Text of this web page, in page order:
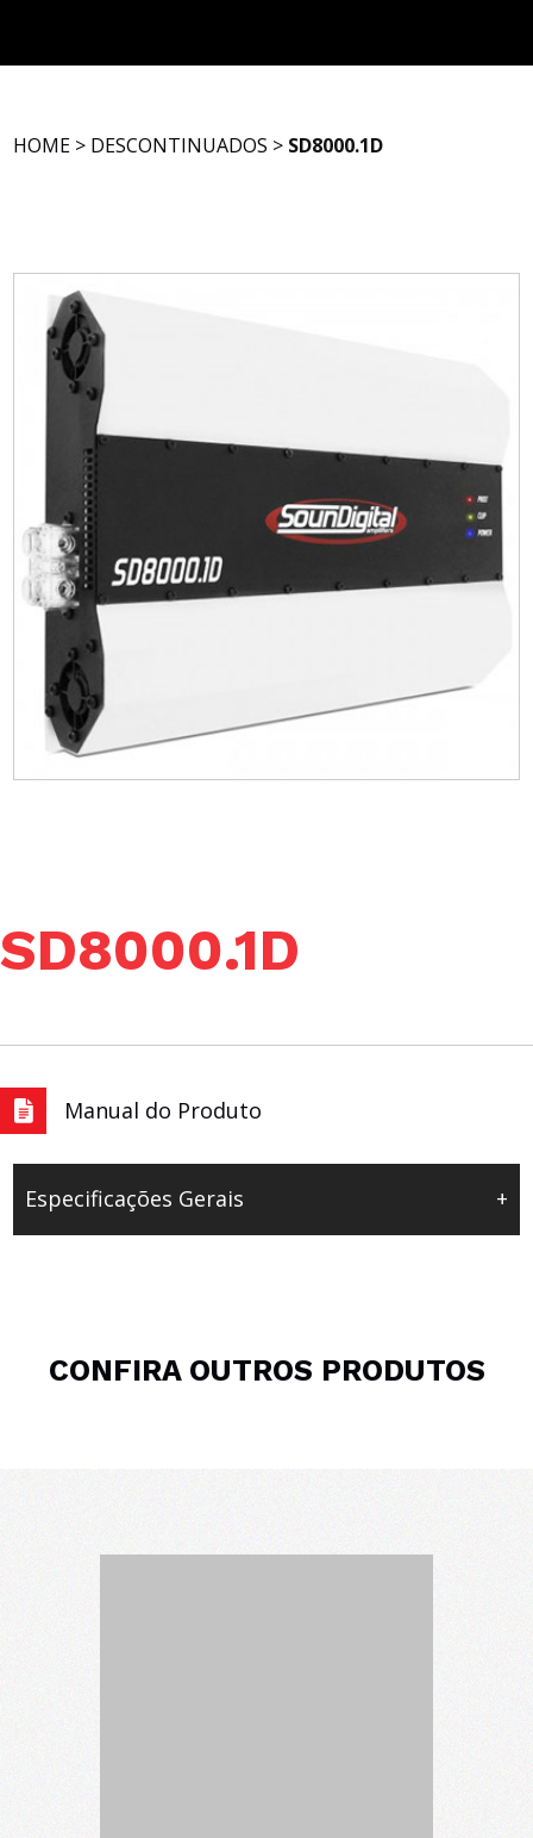
HOME > DESCONTINUADOS > SD8000.1D
SD8000.1D
Manual do Produto
Especificações Gerais +
CONFIRA OUTROS PRODUTOS